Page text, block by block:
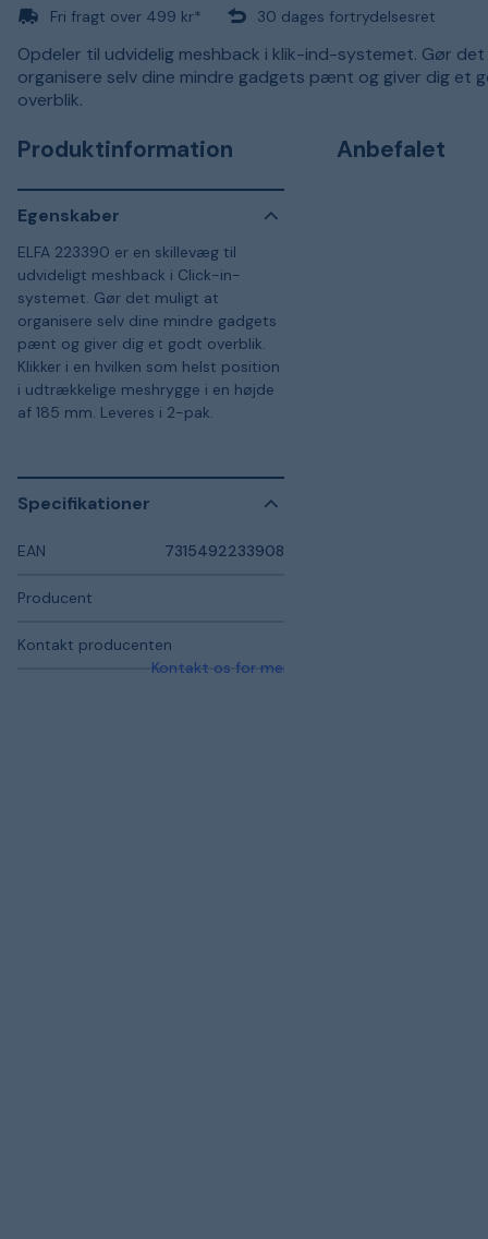
Fri fragt over 499 kr* 30 dages fortrydelsesret
Opdeler til udvidelig meshback i klik-ind-systemet. Gør
organisere selv dine mindre gadgets pænt og giver dig et
overblik.
Produktinformation
Egenskaber
ELFA 223390 er en skillevæg til
udvideligt meshback i Click-in-
systemet. Gør det muligt at
organisere selv dine mindre gadgets
pænt og giver dig et godt overblik.
Klikker i en hvilken som helst position
i udtrækkelige meshrygge i en højde
af 185 mm. Leveres i 2-pak.
Specifikationer
EAN 7315492233908
Producent
Kontakt producenten
Kontakt os for mere information
Anbefalet